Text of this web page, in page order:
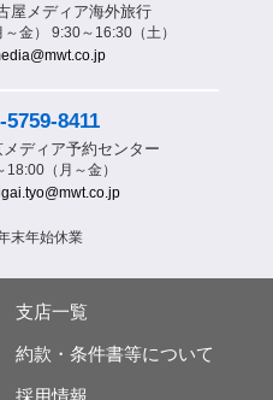
屋メディア海外旅行
金） 9:30～16:30（土）
5759-8411
メディア予約センター
18:00（月～金）
末年始休業
支店一覧
約款・条件書等について
採用情報